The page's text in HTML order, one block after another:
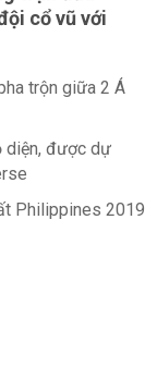
cổ vũ với
trộn giữa 2 Á
diện, được dự
Philippines 2019